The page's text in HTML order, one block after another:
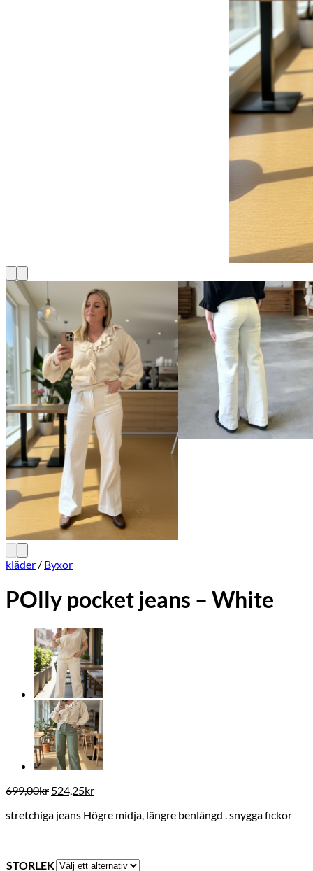
kläder / Byxor
POlly pocket jeans – White
699,00kr Det
priset
524,25krDet
priset
stretchiga jeans Högre midja, längre benlängd . snygga fickor
STORLEK